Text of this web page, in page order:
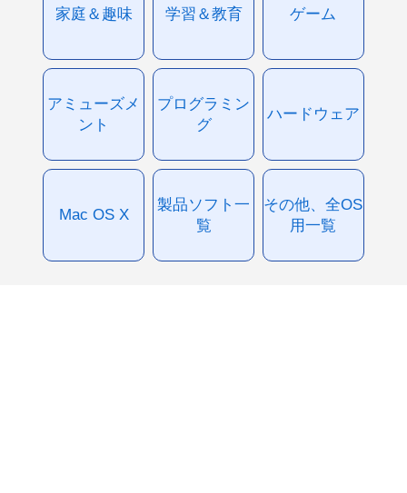
家庭＆趣味 学習＆教育 ゲーム
アミューズメ
ント
プログラミン
グ
ハードウェア
Mac OS X
製品ソフト一
覧
その他、全OS
用一覧